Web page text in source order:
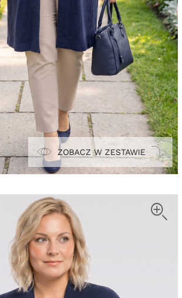
ZOBACZ W ZESTAWIE